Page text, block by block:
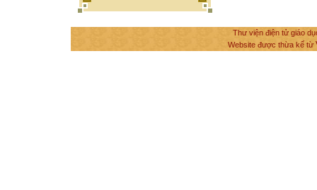
Thư viện điện tử giáo
Website được thừa kế từ